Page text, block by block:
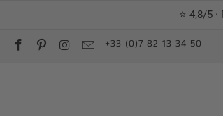
⭐ 4,8/5
+33 (0)7 82 13 34 50